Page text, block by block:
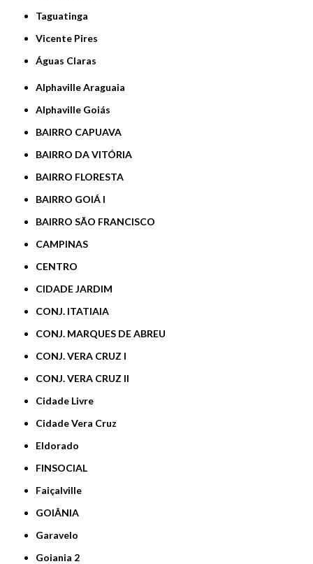
Taguatinga
Vicente Pires
Águas Claras
Alphaville Araguaia
Alphaville Goiás
BAIRRO CAPUAVA
BAIRRO DA VITÓRIA
BAIRRO FLORESTA
BAIRRO GOIÁ I
BAIRRO SÃO FRANCISCO
CAMPINAS
CENTRO
CIDADE JARDIM
CONJ. ITATIAIA
CONJ. MARQUES DE ABREU
CONJ. VERA CRUZ I
CONJ. VERA CRUZ II
Cidade Livre
Cidade Vera Cruz
Eldorado
FINSOCIAL
Faiçalville
GOIÂNIA
Garavelo
Goiania 2